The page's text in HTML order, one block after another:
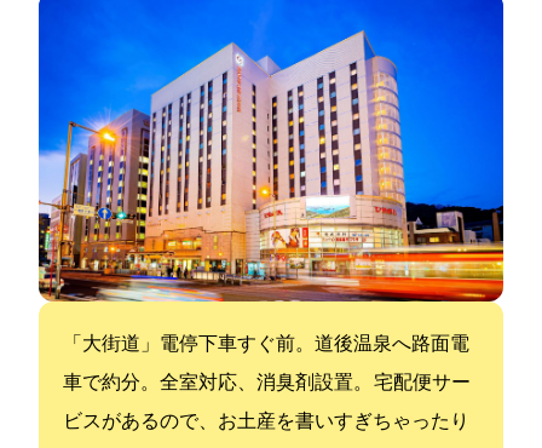
「大街道」電停下車すぐ前。道後温泉へ路面電
車で約15分。全室Wifi対応、消臭剤設置。 宅配便サー
ビスがあるので、お土産を書いすぎちゃったり